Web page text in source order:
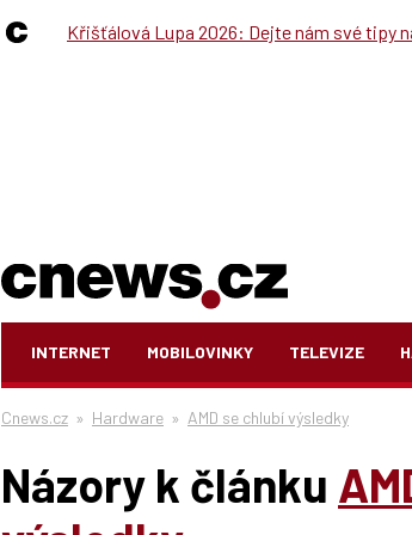
INTERNET MOBILOVINKY TELEVIZE
Cnews.cz » Hardware » AMD se chlubí výsledky
Názory k článku
Křišťálová Lupa 2026: Dejte nám své tipy